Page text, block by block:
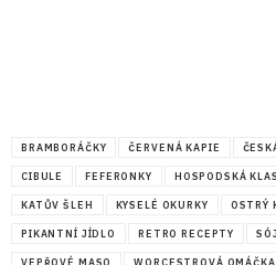
BRAMBORÁČKY ČERVENÁ KAPIE
CIBULE FEFERONKY HOSPODSKÁ
KATŮV ŠLEH KYSELÉ OKURKY OSTRÝ
PIKANTNÍ JÍDLO RETRO RECEPTY
VEPŘOVÉ MASO WORCESTROVÁ OMÁČKA